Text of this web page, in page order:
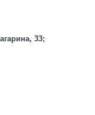
33;